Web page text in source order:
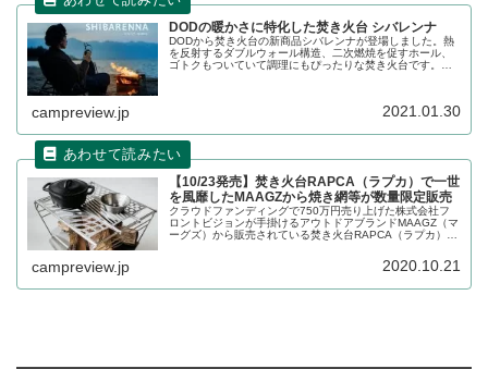
DODの暖かさに特化した焚き火台 シバレンナ
DODから焚き火台の新商品シバレンナが登場しました。熱
を反射するダブルウォール構造、二次燃焼を促すホール、
ゴトクもついていて調理にもぴったりな焚き火台です。形
campreview.jp 2021.01.30
【10/23発売】焚き火台RAPCA（ラプカ）で一世
を風靡したMAAGZから焼き網等が数量限定販売
クラウドファンディングで750万円売り上げた株式会社フ
ロントビジョンが手掛けるアウトドアブランドMAAGZ（マ
ーグズ）から販売されている焚き火台RAPCA（ラプカ）。
月23日から販売されます。その詳細をレビューします。
campreview.jp 2020.10.21